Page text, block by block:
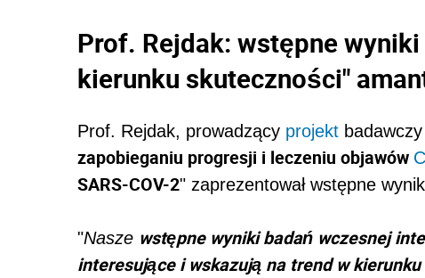
Prof. Rejdak: wstępne
kierunku skuteczności"
Prof. Rejdak, prowadzący projekt
zapobieganiu progresji i leczeniu objawów
SARS-COV-2" zaprezentował wstępne
"Nasze wstępne wyniki badań wczesnej
interesujące i wskazują na trend w